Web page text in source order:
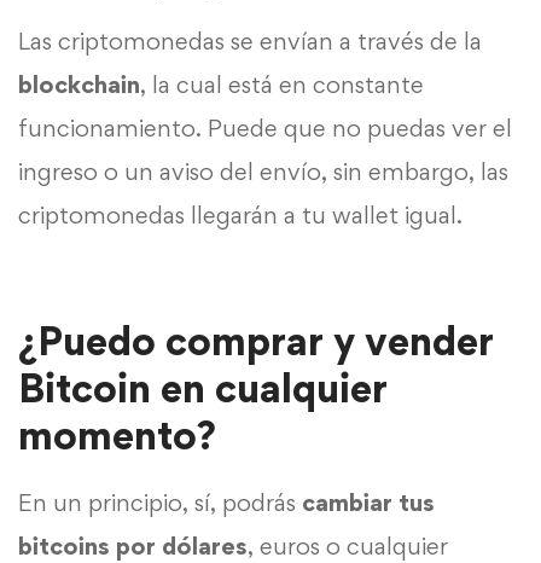
Las criptomonedas se envían a través de la
blockchain, la cual está en constante
funcionamiento. Puede que no puedas ver el
ingreso o un aviso del envío, sin embargo, las
criptomonedas llegarán a tu wallet igual.
¿Puedo comprar y vender
Bitcoin en cualquier
momento?
En un principio, sí, podrás cambiar tus
bitcoins por dólares, euros o cualquier